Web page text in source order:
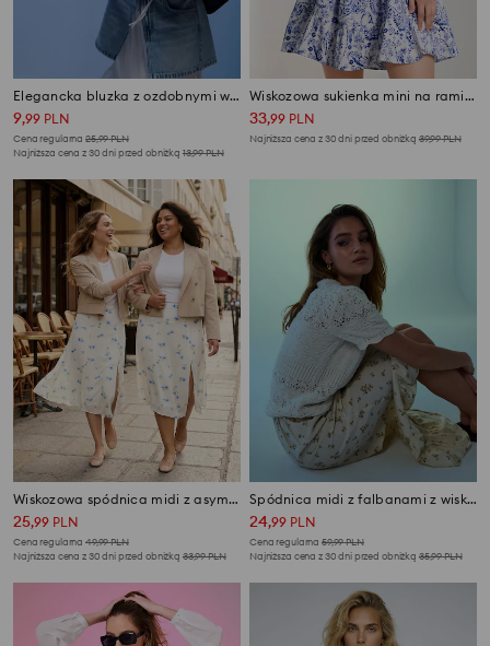
Elegancka bluzka z ozdobnymi wiązaniami
9,99 PLN
Cena regularna 25,99PLN
Najniższa cena z 30 dni przed obniżką 13,99PLN
Wiskozowa sukienka mini na ramiączkach w stylu boho
33,99 PLN
Najniższa cena z 30 dni przed obniżką 39,99PLN
Wiskozowa spódnica midi z asymetrycznym dołem w kwiaty
25,99 PLN
Cena regularna 49,99PLN
Najniższa cena z 30 dni przed obniżką 33,99PLN
Spódnica midi z falbanami z wiskozą w kwiaty
24,99 PLN
Cena regularna 59,99PLN
Najniższa cena z 30 dni przed obniżką 35,99PLN